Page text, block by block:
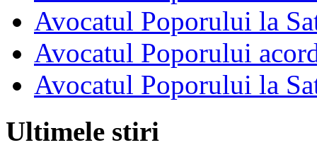
Avocatul Poporului la
Avocatul Poporului
Avocatul Poporului la
Ultimele stiri